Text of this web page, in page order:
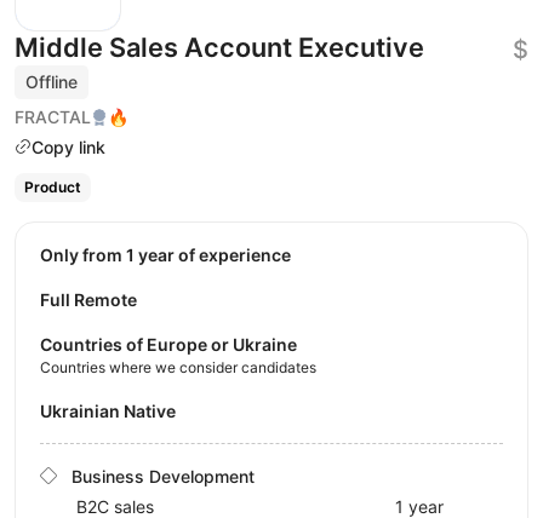
Middle Sales Account Executive
Offline
FRACTAL
🔥
Copy link
$
Product
Only from 1 year of experience
Full Remote
Countries of Europe or Ukraine
Countries where we consider candidates
Ukrainian Native
Business Development
B2C sales
1 year